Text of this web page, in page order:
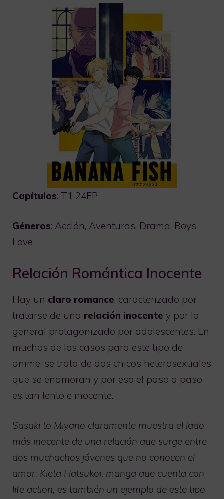
Capítulos: T1 24EP
Géneros: Acción, Aventuras, Drama, Boys
Love
Relación Romántica Inocente
Hay un claro romance, caracterizado por
tratarse de una relación inocente y por lo
general protagonizado por adolescentes. En
muchos de los casos para este tipo de
anime, se trata de dos chicos heterosexuales
que se enamoran y por eso el paso a paso
es tan lento e inocente.
Sasaki to Miyano claramente muestra el lado
más inocente de una relación que surge entre
dos muchachos jóvenes que no conocen el
amor. Kieta Hatsukoi, manga que cuenta con
life action, es también un ejemplo de este tipo